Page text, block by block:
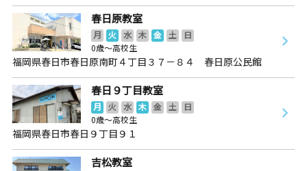
春日原教室
月 火 水 木 金 土
日
0歳～高校生
福岡県春日市春日原南町４丁目３７－８４ 春日原公民館
春日９丁目教室
月 火 水 木 金 土
日
0歳～高校生
福岡県春日市春日９丁目９１
吉松教室